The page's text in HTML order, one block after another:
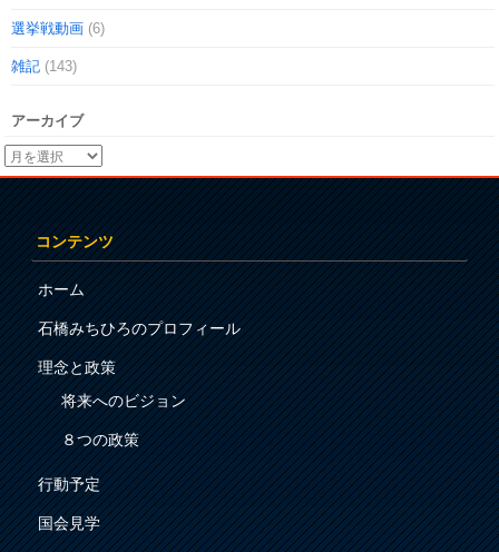
選挙戦動画 (6)
雑記 (143)
アーカイブ
コンテンツ
ホーム
石橋みちひろのプロフィール
理念と政策
将来へのビジョン
８つの政策
行動予定
国会見学